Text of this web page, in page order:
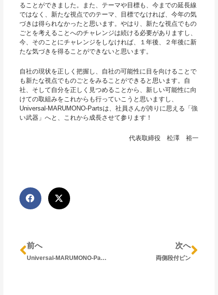
ることができました。また、テーマや目標も、今までの延長線
ではなく、新たな視点でのテーマ、目標でなければ、今年の気
づきは得られなかったと思います。やはり、新たな視点でもの
ごとを考えることへのチャレンジは続ける必要がありますし、
今、そのことにチャレンジをしなければ、１年後、２年後に新
たな気づきを得ることができないと思います。
自社の現状を正しく把握し、自社の可能性に目を向けることで
も新たな視点でものごとをみることができると思います。自
社、そして自分を正しく見つめることから、新しい可能性に向
けての取組みをこれからも行っていこうと思いますし、
Universal-MARUMONO-Partsは、社員さんが誇りに思える「強
い武器」へと、これから成長させて参ります！
代表取締役 松澤 裕一
前へ
Universal-MARUMONO-Parts（装置向け丸モノ標準品）のご紹介
次へ
両側段付ピン